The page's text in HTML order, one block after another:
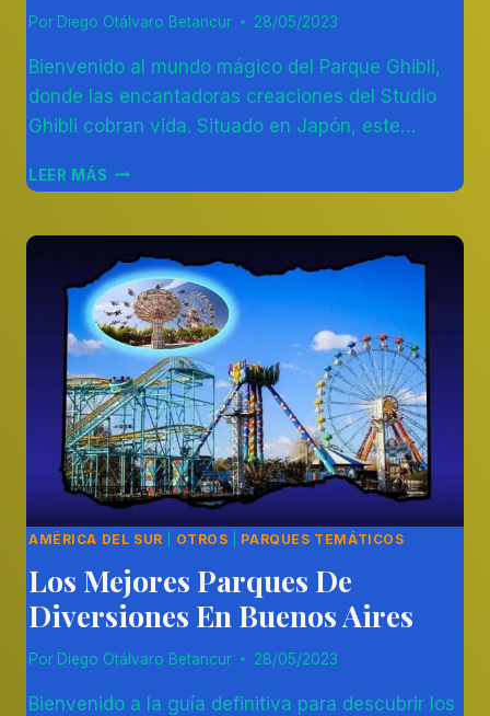
Por Diego Otálvaro Betancur 28/05/2023
Bienvenido al mundo mágico del Parque Ghibli,
donde las encantadoras creaciones del Studio
Ghibli cobran vida. Situado en Japón, este…
LEER MÁS DESCUBRE
EL
MUNDO
DEL
PARQUE
GHIBLI
EN
JAPÓN
AMÉRICA DEL SUR OTROS PARQUES TEMÁTICOS
Los Mejores Parques De
Diversiones En Buenos Aires
Por Diego Otálvaro Betancur 28/05/2023
Bienvenido a la guía definitiva para descubrir los